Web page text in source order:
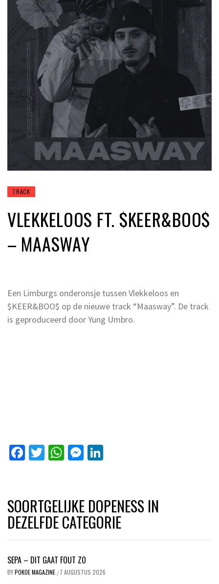
TRACK
VLEKKELOOS FT. $KEER&BOO$
– MAASWAY
Een Limburgs onderonsje tussen Vlekkeloos en
$KEER&BOO$ op de nieuwe track “Maasway”. De track
is geproduceerd door Yung Umbro.
Facebook
Twitter
WhatsApp
Messenger
SOORTGELIJKE DOPENESS IN
DEZELFDE CATEGORIE
SEPA – DIT GAAT FOUT ZO
BYPOKOE MAGAZINE / 7 AUGUSTUS 2026